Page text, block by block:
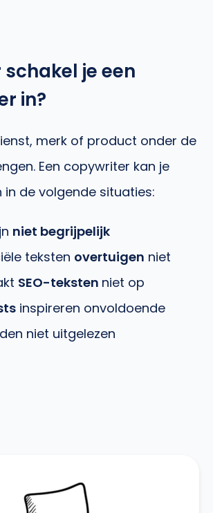
je een
in?
merk of product onder de
Een copywriter kan je
in de volgende situaties:
niet begrijpelijk
teksten overtuigen niet
SEO-teksten niet op
inspireren onvoldoende
niet uitgelezen